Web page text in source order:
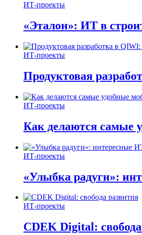
ИТ-проекты
«Эталон»: ИТ в
ИТ-проекты
Продуктовая
ИТ-проекты
Как делаются самые
ИТ-проекты
«Улыбка радуги»:
ИТ-проекты
CDEK Digital: